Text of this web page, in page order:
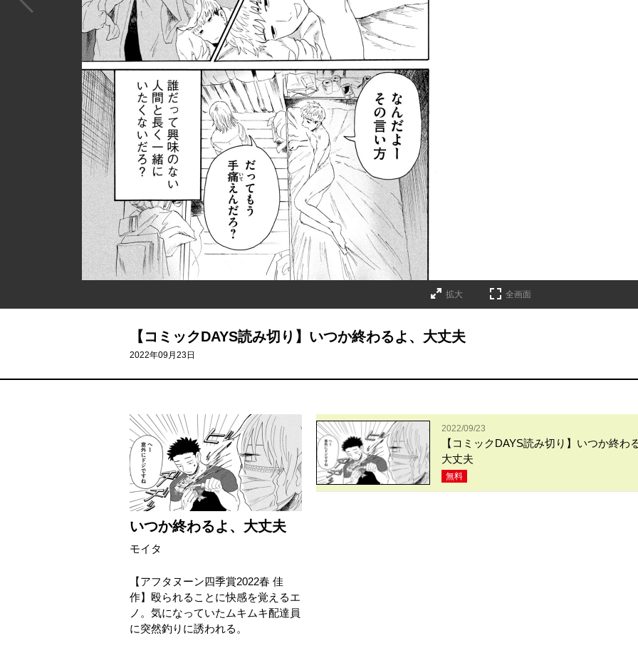
拡大 全画面
【コミックDAYS読み切り】いつか終わるよ、大丈夫
2022年09月23日
いつか終わるよ、大丈夫
モイタ
【アフタヌーン四季賞2022春 佳
作】殴られることに快感を覚えるエ
ノ。気になっていたムキムキ配達員
に突然釣りに誘われる。
2022/09/23
【コミックDAYS読み切り】いつか終わ
大丈夫
無料